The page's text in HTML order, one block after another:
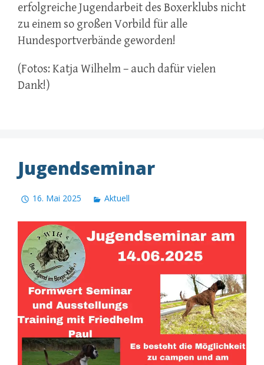
erfolgreiche Jugendarbeit des Boxerklubs nicht
zu einem so großen Vorbild für alle
Hundesportverbände geworden!
(Fotos: Katja Wilhelm – auch dafür vielen
Dank!)
Jugendseminar
16. Mai 2025 Aktuell